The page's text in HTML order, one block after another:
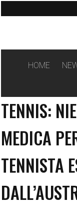
HOME
TENNIS:
MEDICA
TENNISTA